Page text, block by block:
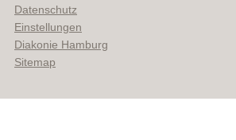
Datenschutz
Einstellungen
Diakonie Hamburg
Sitemap